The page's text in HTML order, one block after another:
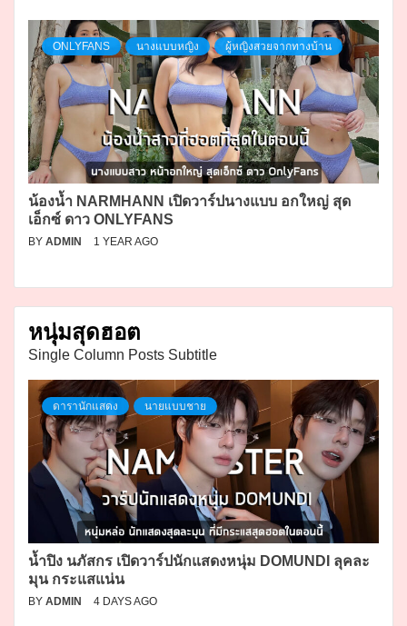
ONLYFANS นางแบบหญิง ผู้หญิงสวยจากทางบ้าน
น้องน้ำ NARMHANN เปิดวาร์ปนางแบบ อกใหญ่ สุด
เอ็กซ์ ดาว ONLYFANS
BY ADMIN 1 YEAR AGO
หนุ่มสุดฮอต
Single Column Posts Subtitle
ดารานักแสดง นายแบบชาย
น้ำปิง นภัสกร เปิดวาร์ปนักแสดงหนุ่ม DOMUNDI ลุคละ
มุน กระแสแน่น
BY ADMIN 4 DAYS AGO